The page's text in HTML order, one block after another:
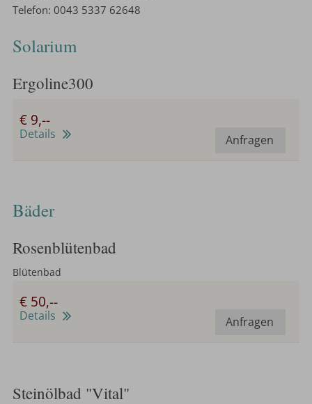
Telefon: 0043 5337 62648
Solarium
Ergoline300
€ 9,--
Anfragen
Details
Bäder
Rosenblütenbad
Blütenbad
€ 50,--
Anfragen
Details
Steinölbad "Vital"